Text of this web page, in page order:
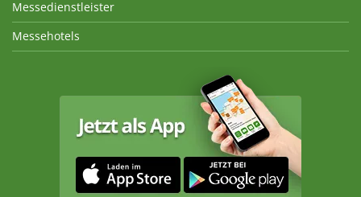
Messedienstleister
Messehotels